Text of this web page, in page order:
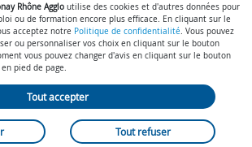
conforme Gérer mes cookies
2026SmartForum
propulsée par
Rhône Agglo utilise des cookies et d'autres données pour
ou de formation encore plus efficace. En cliquant sur le
acceptez notre Politique de confidentialité. Vous pouvez
ou personnaliser vos choix en cliquant sur le bouton
vous pouvez changer d'avis en cliquant sur le bouton
pied de page.
Tout accepter
Tout refuser